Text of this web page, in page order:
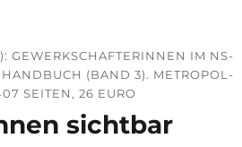
GEWERKSCHAFTERINNEN IM NS-
HANDBUCH (BAND 3). METROPOL-
SEITEN, 26 EURO
sichtbar